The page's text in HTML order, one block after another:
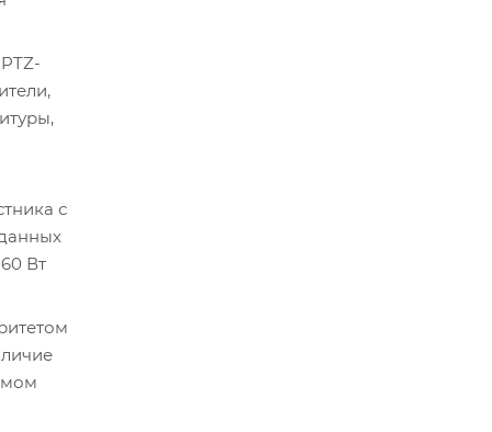
с
Вт